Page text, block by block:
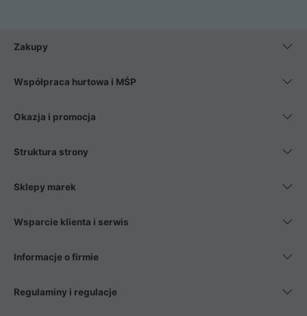
Zakupy
Współpraca hurtowa i MŚP
Okazja i promocja
Struktura strony
Sklepy marek
Wsparcie klienta i serwis
Informacje o firmie
Regulaminy i regulacje